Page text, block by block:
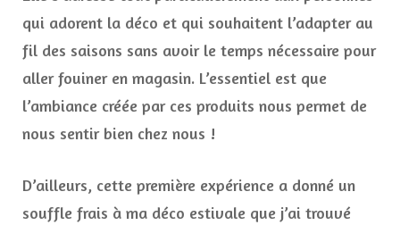
qui adorent la déco et qui souhaitent l’adapter au
fil des saisons sans avoir le temps nécessaire pour
aller fouiner en magasin. L’essentiel est que
l’ambiance créée par ces produits nous permet de
nous sentir bien chez nous !
D’ailleurs, cette première expérience a donné un
souffle frais à ma déco estivale que j’ai trouvé